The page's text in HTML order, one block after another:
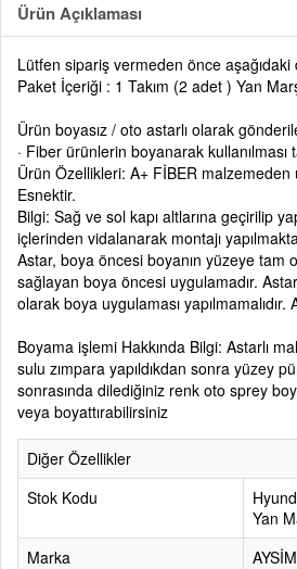
Ürün Açıklaması
Lütfen sipariş vermeden önce aşağıdaki
Paket İçeriği : 1 Takım (2 adet ) Yan
Ürün boyasız / oto astarlı olarak
· Fiber ürünlerin boyanarak kullanılması
Ürün Özellikleri: A+ FİBER malzemeden
Esnektir.
Bilgi: Sağ ve sol kapı altlarına geçirilip
içlerinden vidalanarak montajı
Astar, boya öncesi boyanın yüzeye tam
sağlayan boya öncesi uygulamadır.
olarak boya uygulaması yapılmamalıdır.
Boyama işlemi Hakkında Bilgi: Astarlı
sulu zımpara yapıldıkdan sonra yüzey
sonrasında dilediğiniz renk oto sprey
veya boyattırabilirsiniz
Diğer Özellikler
Stok Kodu
Yan
Marka